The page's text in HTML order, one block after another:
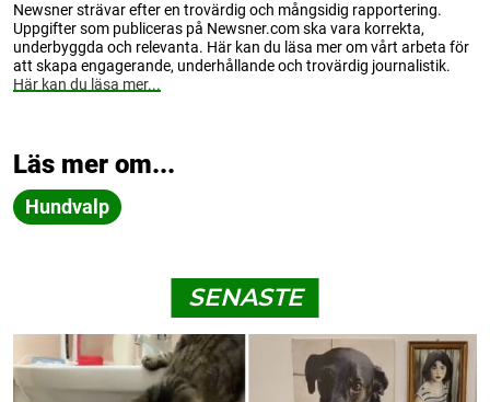
Newsner strävar efter en trovärdig och mångsidig rapportering.
Uppgifter som publiceras på Newsner.com ska vara korrekta,
underbyggda och relevanta. Här kan du läsa mer om vårt arbeta för
att skapa engagerande, underhållande och trovärdig journalistik.
Här kan du läsa mer...
Läs mer om...
Hundvalp
SENASTE